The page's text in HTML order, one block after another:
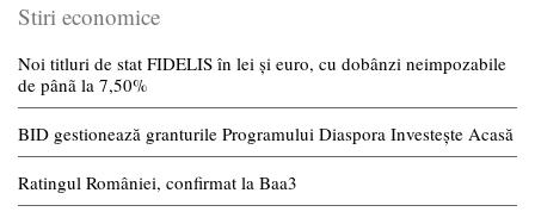
Stiri economice
Noi titluri de stat FIDELIS în lei și euro, cu dobânzi neimpozabile
de pânã la 7,50%
BID gestionează granturile Programului Diaspora Investește Acasă
Ratingul României, confirmat la Baa3